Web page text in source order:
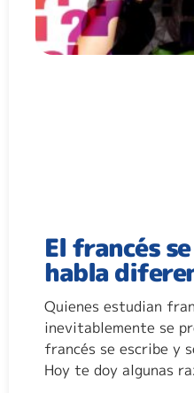
El francés
habla
Quienes estudian
inevitablemente se
francés se escribe y
Hoy te doy algunas